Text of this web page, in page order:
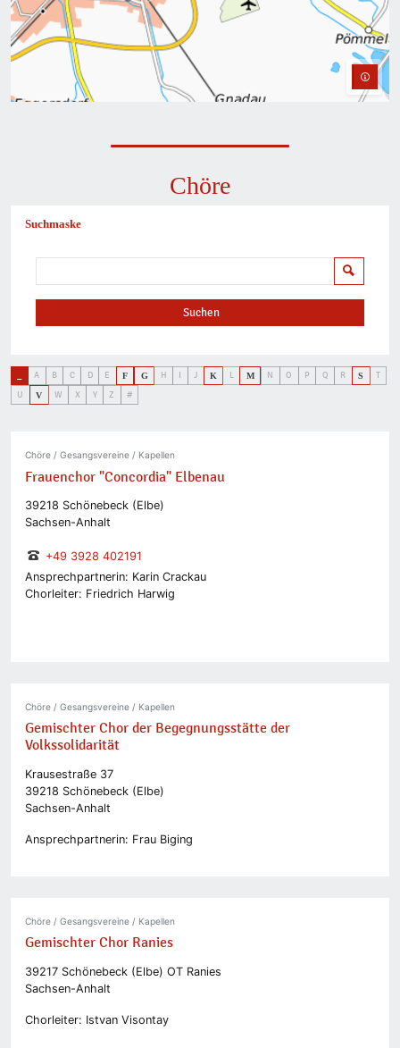
Chöre
Suchmaske
Suchen
Suchen
A B C D E F G H I J K L M N O P Q R S
T
U
V W X Y Z #
Chöre / Gesangsvereine / Kapellen
Frauenchor "Concordia" Elbenau
39218 Schönebeck (Elbe)
Sachsen-Anhalt
+49 3928 402191
Ansprechpartnerin: Karin Crackau
Chorleiter: Friedrich Harwig
Chöre / Gesangsvereine / Kapellen
Gemischter Chor der Begegnungsstätte der
Volkssolidarität
Krausestraße 37
39218 Schönebeck (Elbe)
Sachsen-Anhalt
Ansprechpartnerin: Frau Biging
Chöre / Gesangsvereine / Kapellen
Gemischter Chor Ranies
39217 Schönebeck (Elbe) OT Ranies
Sachsen-Anhalt
Chorleiter: Istvan Visontay